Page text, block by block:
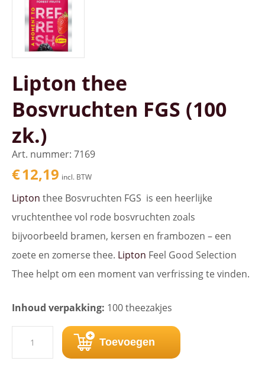
Lipton thee
Bosvruchten FGS (100
zk.)
Art. nummer: 7169
€12,19 incl. BTW
Lipton thee Bosvruchten FGS is een heerlijke
vruchtenthee vol rode bosvruchten zoals
bijvoorbeeld bramen, kersen en frambozen – een
zoete en zomerse thee. Lipton Feel Good Selection
Thee helpt om een moment van verfrissing te vinden.
Inhoud verpakking: 100 theezakjes
thee
Toevoegen